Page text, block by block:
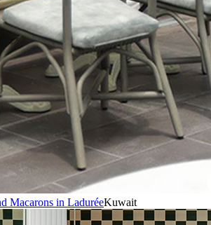
Macarons in LaduréeKuwait